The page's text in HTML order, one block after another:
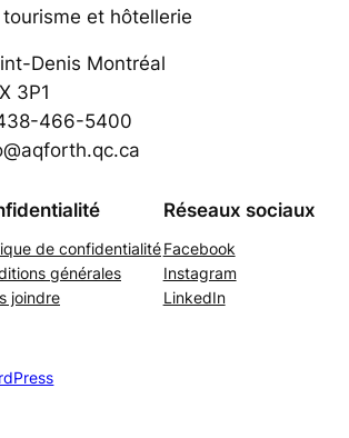
et hôtellerie
Denis Montréal
3P1
466-5400
de confidentialité
générales
joindre
Réseaux sociaux
Facebook
Instagram
LinkedIn